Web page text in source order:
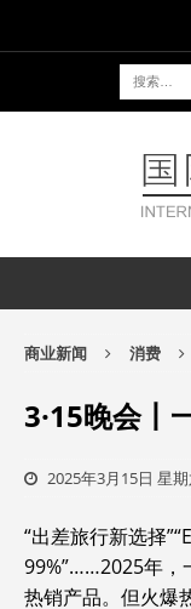
商业新闻 消费
3·15晚会丨
2025年3月15日 星
“出差旅行新选择
99%”……2025年，
热销产品。但火爆